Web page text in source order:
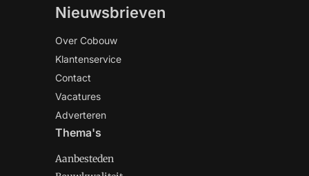
Nieuwsbrieven
Over Cobouw
Klantenservice
Contact
Vacatures
Adverteren
Thema's
Aanbesteden